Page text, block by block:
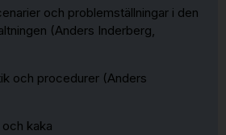
och problemställningar i den
(Anders Inderberg,
och procedurer (Anders
kaka